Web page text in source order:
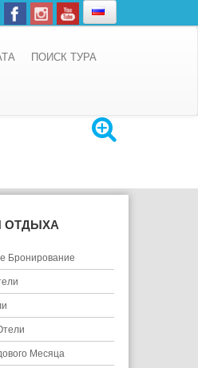
ПОИСК ТУРА
ОТДЫХА
Бронирование
Месяца